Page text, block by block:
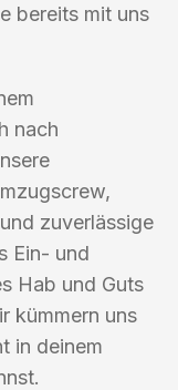
bereits mit uns
nach
zuverlässige
Ein- und
Hab und Guts
kümmern uns
in deinem